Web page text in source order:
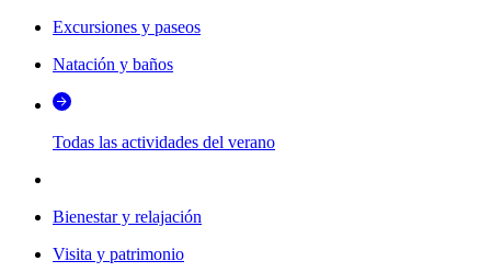
Excursiones y paseos
Natación y baños
Todas las actividades del verano
Bienestar y relajación
Visita y patrimonio